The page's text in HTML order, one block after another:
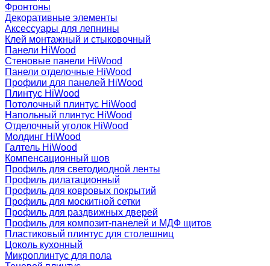
Фронтоны
Декоративные элементы
Аксессуары для лепнины
Клей монтажный и стыковочный
Панели HiWood
Стеновые панели HiWood
Панели отделочные HiWood
Профили для панелей HiWood
Плинтус HiWood
Потолочный плинтус HiWood
Напольный плинтус HiWood
Отделочный уголок HiWood
Молдинг HiWood
Галтель HiWood
Компенсационный шов
Профиль для светодиодной ленты
Профиль дилатационный
Профиль для ковровых покрытий
Профиль для москитной сетки
Профиль для раздвижных дверей
Профиль для композит-панелей и МДФ щитов
Пластиковый плинтус для столешниц
Цоколь кухонный
Микроплинтус для пола